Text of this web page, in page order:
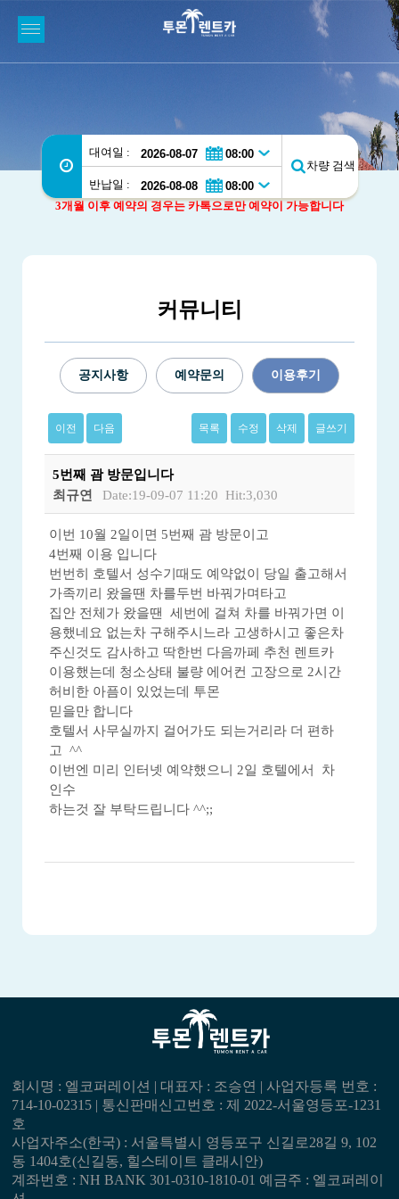
대여일 :
반납일 :
차량 검색
3개월 이후 예약의 경우는 카톡으로만 예약이 가능합니다
커뮤니티
공지사항 예약문의 이용후기
이전 다음 목록 수정 삭제 글쓰기
5번째 괌 방문입니다
최규연
Date:19-09-07 11:20 Hit:3,030
이번 10월 2일이면 5번째 괌 방문이고
4번째 이용 입니다
번번히 호텔서 성수기때도 예약없이 당일 출고해서
가족끼리 왔을땐 차를두번 바꿔가며타고
집안 전체가 왔을땐 세번에 걸쳐 차를 바꿔가면 이
용했네요 없는차 구해주시느라 고생하시고 좋은차
주신것도 감사하고 딱한번 다음까페 추천 렌트카
이용했는데 청소상태 불량 에어컨 고장으로 2시간
허비한 아픔이 있었는데 투몬
믿을만 합니다
호텔서 사무실까지 걸어가도 되는거리라 더 편하
고 ^^
이번엔 미리 인터넷 예약했으니 2일 호텔에서 차
인수
하는것 잘 부탁드립니다 ^^;;
회시명 : 엘코퍼레이션 | 대표자 : 조승연 | 사업자등록 번호 :
714-10-02315 | 통신판매신고번호 : 제 2022-서울영등포-1231
호
사업자주소(한국) : 서울특별시 영등포구 신길로28길 9, 102
동 1404호(신길동, 힐스테이트 클래시안)
계좌번호 : NH BANK 301-0310-1810-01 예금주 : 엘코퍼레이